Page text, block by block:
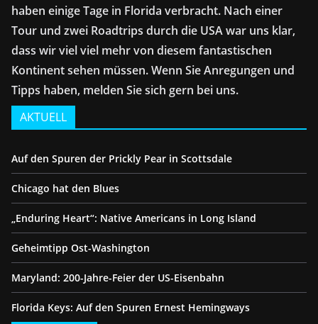
haben einige Tage in Florida verbracht. Nach einer
Tour und zwei Roadtrips durch die USA war uns klar,
dass wir viel viel mehr von diesem fantastischen
Kontinent sehen müssen. Wenn Sie Anregungen und
Tipps haben, melden Sie sich gern bei uns.
AKTUELL
Auf den Spuren der Prickly Pear in Scottsdale
Chicago hat den Blues
„Enduring Heart“: Native Americans in Long Island
Geheimtipp Ost-Washington
Maryland: 200-Jahre-Feier der US-Eisenbahn
Florida Keys: Auf den Spuren Ernest Hemingways